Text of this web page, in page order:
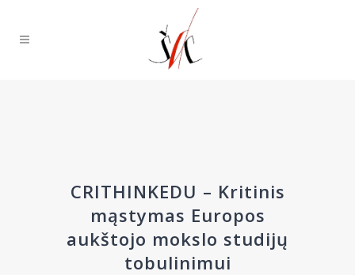
CRITHINKEDU – Kritinis
mąstymas Europos
aukštojo mokslo studijų
tobulinimui